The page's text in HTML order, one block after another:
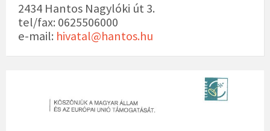
2434 Hantos Nagylóki út 3.
tel/fax: 0625506000
e-mail: hivatal@hantos.hu